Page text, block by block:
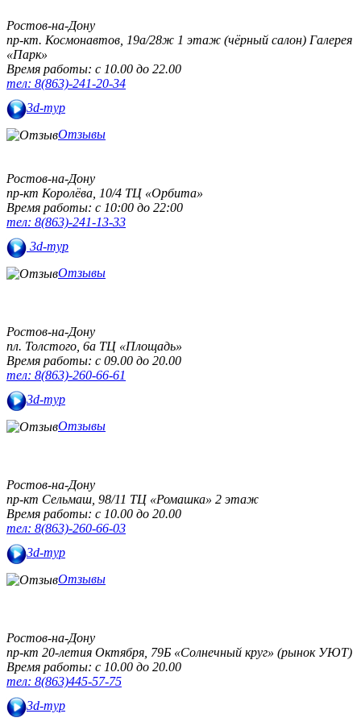
Ростов-на-Дону
пр-кт. Космонавтов, 19а/28ж 1 этаж (чёрный салон) Галерея
«Парк»
Время работы: с 10.00 до 22.00
тел: 8(863)-241-20-34
3d-тур
Отзывы
Ростов-на-Дону
пр-кт Королёва, 10/4 ТЦ «Орбита»
Время работы: с 10:00 до 22:00
тел: 8(863)-241-13-33
3d-тур
Отзывы
Ростов-на-Дону
пл. Толстого, 6а ТЦ «Площадь»
Время работы: с 09.00 до 20.00
тел: 8(863)-260-66-61
3d-тур
Отзывы
Ростов-на-Дону
пр-кт Сельмаш, 98/11 ТЦ «Ромашка» 2 этаж
Время работы: с 10.00 до 20.00
тел: 8(863)-260-66-03
3d-тур
Отзывы
Ростов-на-Дону
пр-кт 20-летия Октября, 79Б «Солнечный круг» (рынок УЮТ)
Время работы: с 10.00 до 20.00
тел: 8(863)445-57-75
3d-тур